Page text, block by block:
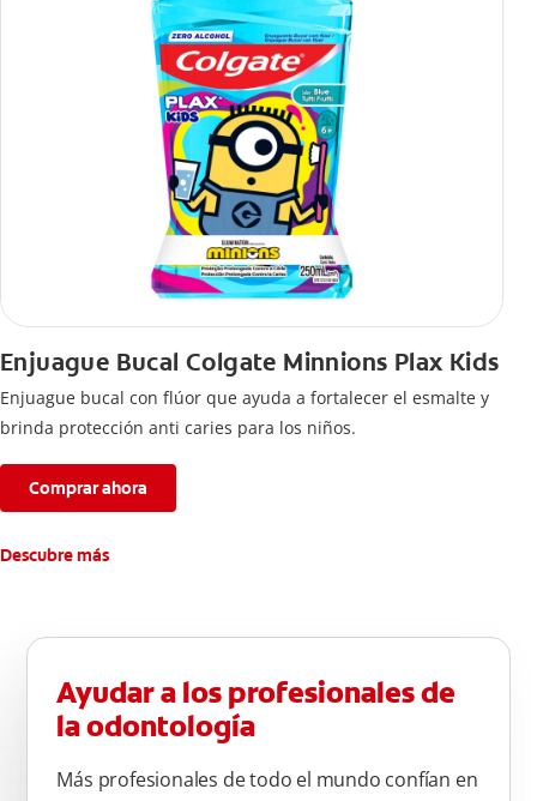
Enjuague Bucal Colgate Minnions Plax Kids
Enjuague bucal con flúor que ayuda a fortalecer el esmalte y
brinda protección anti caries para los niños.
Comprar ahora
Descubre más
Ayudar a los profesionales de
la odontología
Más profesionales de todo el mundo confían en